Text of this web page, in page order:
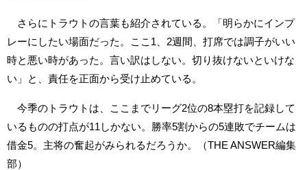
さらにトラウトの言葉も紹介されている。「明らかにインプ
レーにしたい場面だった。ここ1、2週間、打席では調子がいい
時と悪い時があった。言い訳はしない。切り抜けないといけな
い」と、責任を正面から受け止めている。
今季のトラウトは、ここまでリーグ2位の8本塁打を記録して
いるものの打点が11しかない。勝率5割からの5連敗でチームは
借金5。主将の奮起がみられるだろうか。（THE ANSWER編集
部）